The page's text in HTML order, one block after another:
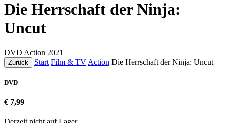
Die Herrschaft der Ninja:
Uncut
DVD Action 2021
Zurück Start Film & TV Action Die Herrschaft der Ninja: Uncut
DVD
€ 7,99